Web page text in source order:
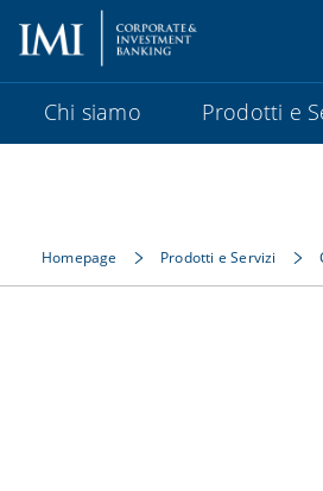
Chi siamo Prodotti e
Homepage Prodotti e Servizi